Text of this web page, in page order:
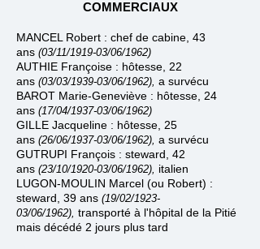
COMMERCIAUX
MANCEL Robert : chef de cabine, 43
ans (03/11/1919-03/06/1962)
AUTHIE Françoise : hôtesse, 22
ans (03/03/1939-03/06/1962), a survécu
BAROT Marie-Geneviève : hôtesse, 24
ans (17/04/1937-03/06/1962)
GILLE Jacqueline : hôtesse, 25
ans (26/06/1937-03/06/1962), a survécu
GUTRUPI François : steward, 42
ans (23/10/1920-03/06/1962), italien
LUGON-MOULIN Marcel (ou Robert) :
steward, 39 ans (19/02/1923-
03/06/1962), transporté à l'hôpital de la Pitié
mais décédé 2 jours plus tard